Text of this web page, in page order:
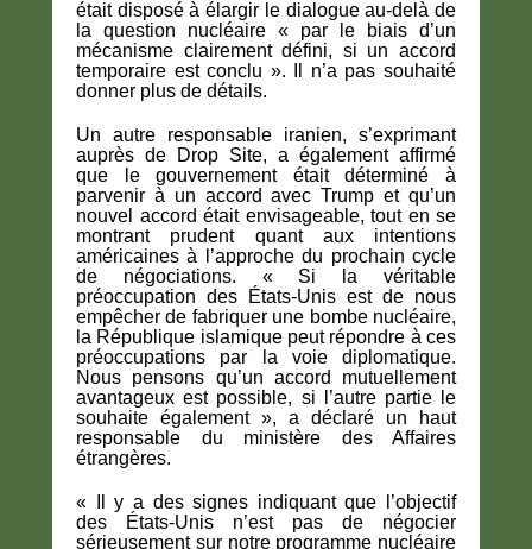
était disposé à élargir le dialogue au-delà de
la question nucléaire « par le biais d’un
mécanisme clairement défini, si un accord
temporaire est conclu ». Il n’a pas souhaité
donner plus de détails.
Un autre responsable iranien, s’exprimant
auprès de Drop Site, a également affirmé
que le gouvernement était déterminé à
parvenir à un accord avec Trump et qu’un
nouvel accord était envisageable, tout en se
montrant prudent quant aux intentions
américaines à l’approche du prochain cycle
de négociations. « Si la véritable
préoccupation des États-Unis est de nous
empêcher de fabriquer une bombe nucléaire,
la République islamique peut répondre à ces
préoccupations par la voie diplomatique.
Nous pensons qu’un accord mutuellement
avantageux est possible, si l’autre partie le
souhaite également », a déclaré un haut
responsable du ministère des Affaires
étrangères.
« Il y a des signes indiquant que l’objectif
des États-Unis n’est pas de négocier
sérieusement sur notre programme nucléaire